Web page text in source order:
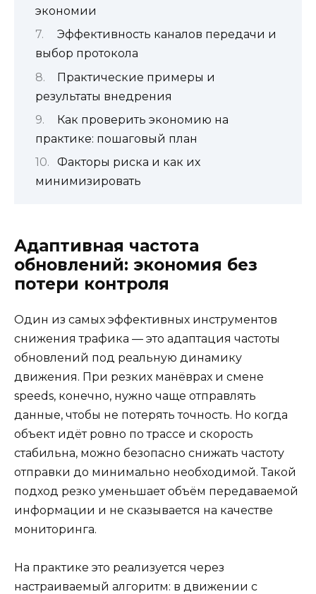
экономии
Эффективность каналов передачи и
выбор протокола
Практические примеры и
результаты внедрения
Как проверить экономию на
практике: пошаговый план
Факторы риска и как их
минимизировать
Адаптивная частота
обновлений: экономия без
потери контроля
Один из самых эффективных инструментов
снижения трафика — это адаптация частоты
обновлений под реальную динамику
движения. При резких манёврах и смене
speeds, конечно, нужно чаще отправлять
данные, чтобы не потерять точность. Но когда
объект идёт ровно по трассе и скорость
стабильна, можно безопасно снижать частоту
отправки до минимально необходимой. Такой
подход резко уменьшает объём передаваемой
информации и не сказывается на качестве
мониторинга.
На практике это реализуется через
настраиваемый алгоритм: в движении с